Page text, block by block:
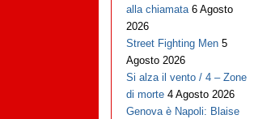
alla chiamata 6 Agosto
2026
Street Fighting Men 5
Agosto 2026
Si alza il vento / 4 – Zone
di morte 4 Agosto 2026
Genova è Napoli: Blaise